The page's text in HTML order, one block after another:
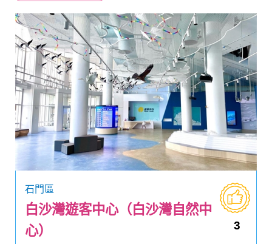
石門區
白沙灣遊客中心（白沙灣自然中
心）
3